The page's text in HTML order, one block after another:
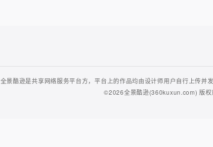
全景酷逊是共享网络服务平台方，平台上的作品均由设计师用户自行上传
©2026全景酷逊(360kuxun.com) 版